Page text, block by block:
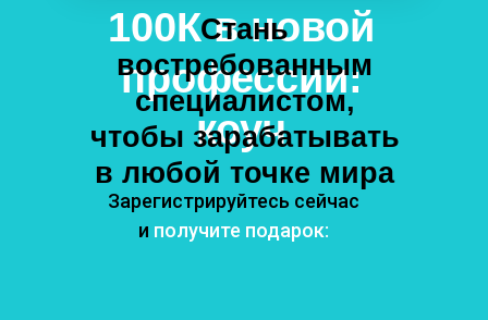
100К в новой
профессии:
коуч
Зарегистрируйтесь сейчас
и получите подарок:
Стань
востребованным
специалистом,
чтобы зарабатывать
в любой точке мира